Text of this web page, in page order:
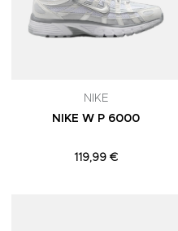
NIKE
NIKE W P 6000
119,99 €